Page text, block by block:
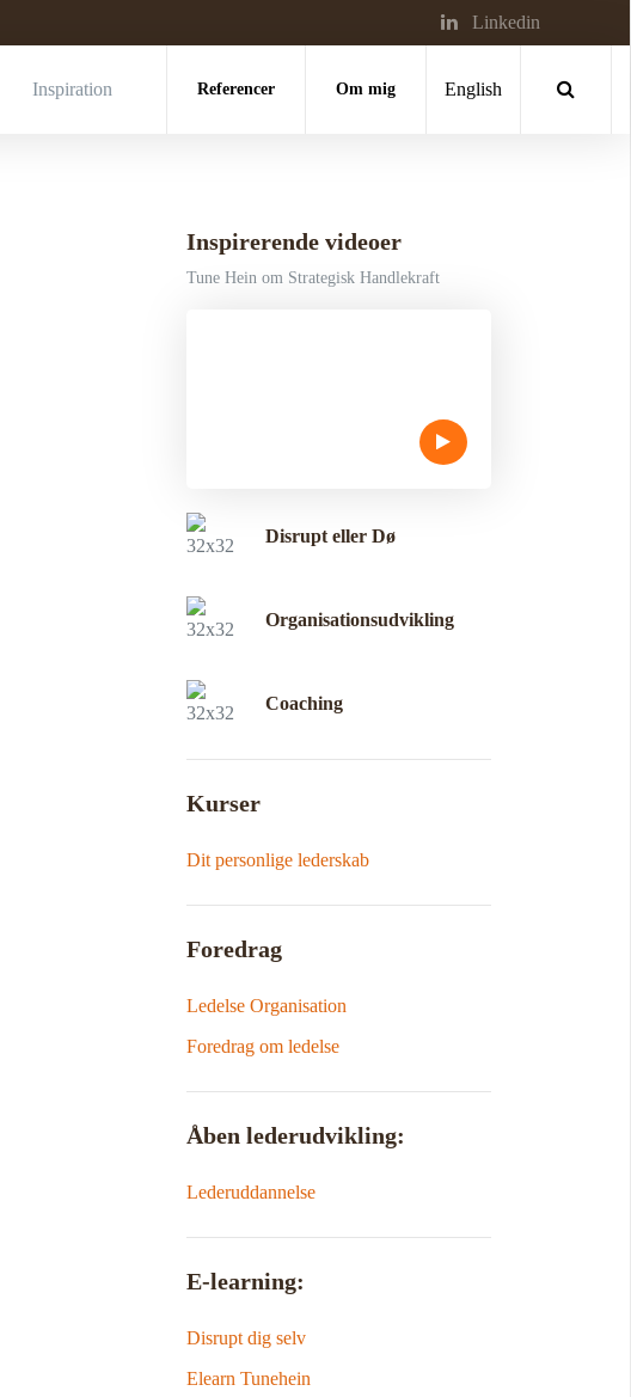
Linkedin
Inspiration Referencer Om mig English
Inspirerende videoer
Tune Hein om Strategisk Handlekraft
Disrupt eller Dø
Organisationsudvikling
Coaching
Kurser
Dit personlige lederskab
Foredrag
Ledelse Organisation
Foredrag om ledelse
Åben lederudvikling:
Lederuddannelse
E-learning:
Disrupt dig selv
Elearn Tunehein